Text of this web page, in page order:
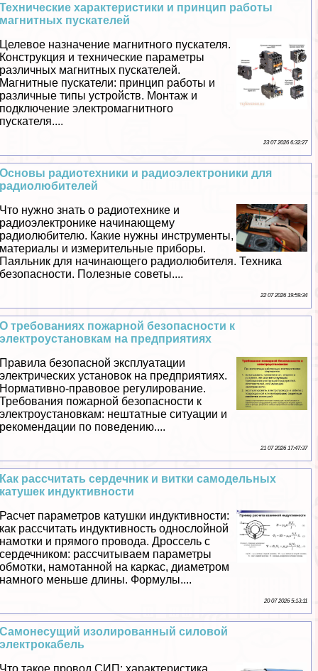
Технические хаpaктеристики и принцип работы
магнитных пускателей
Целевое назначение магнитного пускателя.
Конструкция и технические параметры
различных магнитных пускателей.
Магнитные пускатели: принцип работы и
различные типы устройств. Монтаж и
подключение электромагнитного
пускателя....
23 07 2026 6:32:27
Основы радиотехники и радиоэлектроники для
радиолюбителей
Что нужно знать о радиотехнике и
радиоэлектронике начинающему
радиолюбителю. Какие нужны инструменты,
материалы и измерительные приборы.
Паяльник для начинающего радиолюбителя. Техника
безопасности. Полезные советы....
22 07 2026 19:59:34
О требованиях пожарной безопасности к
электроустановкам на предприятиях
Правила безопасной эксплуатации
электрических установок на предприятиях.
Нормативно-правовое регулирование.
Требования пожарной безопасности к
электроустановкам: нештатные ситуации и
рекомендации по поведению....
21 07 2026 17:47:37
Как рассчитать сердечник и витки самодельных
катушек индуктивности
Расчет параметров катушки индуктивности:
как рассчитать индуктивность однослойной
намотки и прямого провода. Дроссель с
сердечником: рассчитываем параметры
обмотки, намотанной на каркас, диаметром
намного меньше длины. Формулы....
20 07 2026 5:13:11
Самонесущий изолированный силовой
электрокабель
Что такое провод СИП: хаpaктеристика